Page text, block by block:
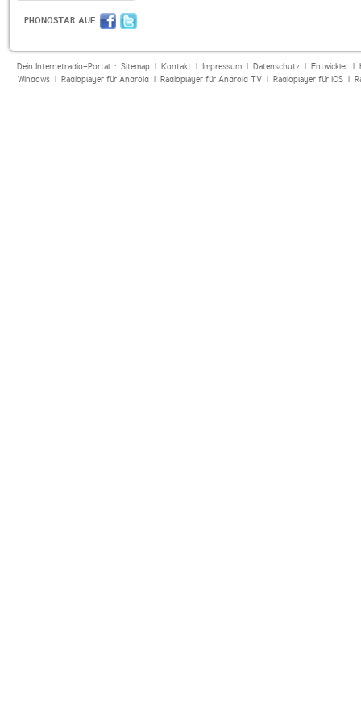
PHONOSTAR AUF
Dein Internetradio-Portal : Sitemap| Kontakt| Impressum| Datenschutz| Entwickler|
Windows| Radioplayer für Android| Radioplayer für Android TV| Radioplayer für iOS|